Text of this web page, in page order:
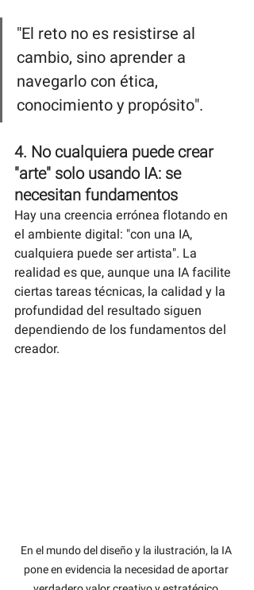
"El reto no es resistirse al
cambio, sino aprender a
navegarlo con ética,
conocimiento y propósito".
4. No cualquiera puede crear
"arte" solo usando IA: se
necesitan fundamentos
Hay una creencia errónea flotando en
el ambiente digital: "con una IA,
cualquiera puede ser artista". La
realidad es que, aunque una IA facilite
ciertas tareas técnicas, la calidad y la
profundidad del resultado siguen
dependiendo de los fundamentos del
creador.
En el mundo del diseño y la ilustración, la IA
pone en evidencia la necesidad de aportar